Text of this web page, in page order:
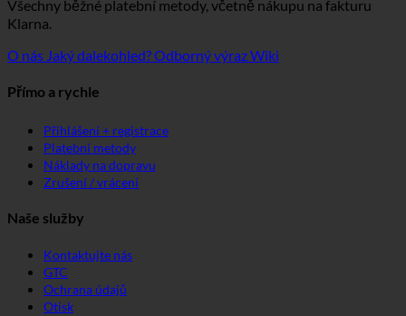
Všechny běžné platební metody, včetně nákupu na fakturu
Klarna.
O nás Jaký dalekohled?Odborný výraz Wiki
Přímo a rychle
Přihlášení + registrace
Platební metody
Náklady na dopravu
Zrušení / vrácení
Naše služby
Kontaktujte nás
GTC
Ochrana údajů
Otisk